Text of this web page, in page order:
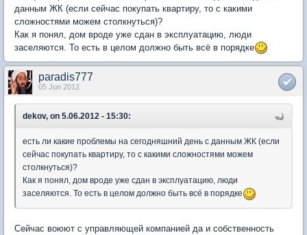
данным ЖК (если сейчас покупать квартиру, то с какими
сложностями можем столкнуться)?
Как я понял, дом вроде уже сдан в эксплуатацию, люди
заселяются. То есть в целом должно быть всё в порядке
paradis777
05 Jun 2012
dekov, on 5.06.2012 - 15:30:
есть ли какие проблемы на сегодняшний день с данным ЖК (если
сейчас покупать квартиру, то с какими сложностями можем
столкнуться)?
Как я понял, дом вроде уже сдан в эксплуатацию, люди
заселяются. То есть в целом должно быть всё в порядке
Сейчас воюют с управляющей компанией да и собственность